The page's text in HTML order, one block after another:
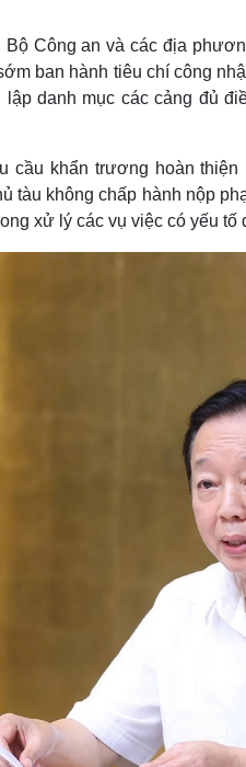
Công an và các địa
ban hành tiêu chí công
danh mục các cảng đủ
khẩn trương hoàn
tàu không chấp hành nộp
xử lý các vụ việc có yếu tố